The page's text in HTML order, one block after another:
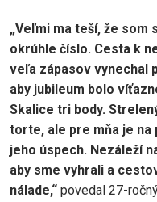
„Veľmi ma teší, že som
okrúhle číslo. Cesta k
veľa zápasov vynechal
aby jubileum bolo
Skalice tri body.
torte, ale pre mňa je
jeho úspech. Nezáleží
aby sme vyhrali a
nálade,“ povedal 27-